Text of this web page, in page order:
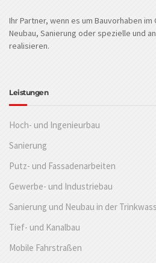
Ihr Partner, wenn es um Bauvorhaben
Neubau, Sanierung oder spezielle und
realisieren.
Leistungen
Hoch- und Ingenieurbau
Sanierung
Putz- und Fassadenarbeiten
Gewerbe- und Industriebau
Sanierung und Neubau in der
Tief- und Kanalbau
Mobile Fahrstraßen